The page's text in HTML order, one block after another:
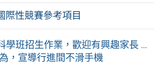
性競賽參考項目
班招生作業，歡迎有興趣家長 ...
，宣導行進間不滑手機